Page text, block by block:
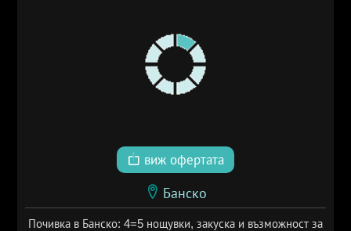
виж офертата
Банско
Почивка в Банско: 4=5 нощувки, закуска и възможност за